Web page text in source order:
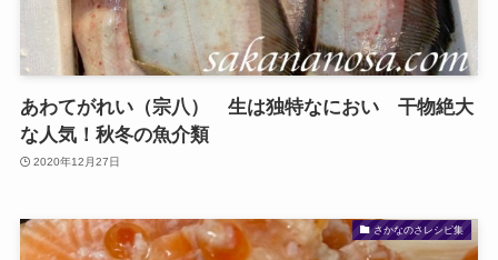
あわてがれい（宗八） 生は独特なにおい 干物絶大
な人気！秋冬の魚介類
2020年12月27日
さかなのさレシピ集